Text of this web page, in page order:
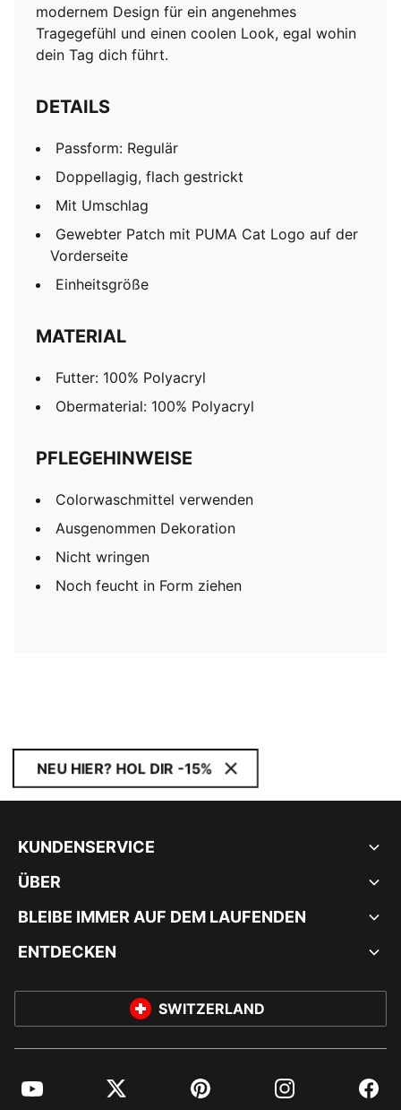
modernem Design für ein angenehmes
Tragegefühl und einen coolen Look, egal wohin
dein Tag dich führt.
DETAILS
Passform: Regulär
Doppellagig, flach gestrickt
Mit Umschlag
Gewebter Patch mit PUMA Cat Logo auf der
Vorderseite
Einheitsgröße
MATERIAL
Futter: 100% Polyacryl
Obermaterial: 100% Polyacryl
PFLEGEHINWEISE
Colorwaschmittel verwenden
Ausgenommen Dekoration
Nicht wringen
Noch feucht in Form ziehen
NEU HIER? HOL DIR -15%
KUNDENSERVICE
ÜBER
BLEIBE IMMER AUF DEM LAUFENDEN
ENTDECKEN
SWITZERLAND
YouTube Twitter Pinterest Instagram